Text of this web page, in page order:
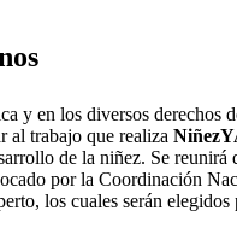
y en los diversos derechos
al trabajo que realiza
de la niñez. Se reunirá
por la Coordinación
los cuales serán